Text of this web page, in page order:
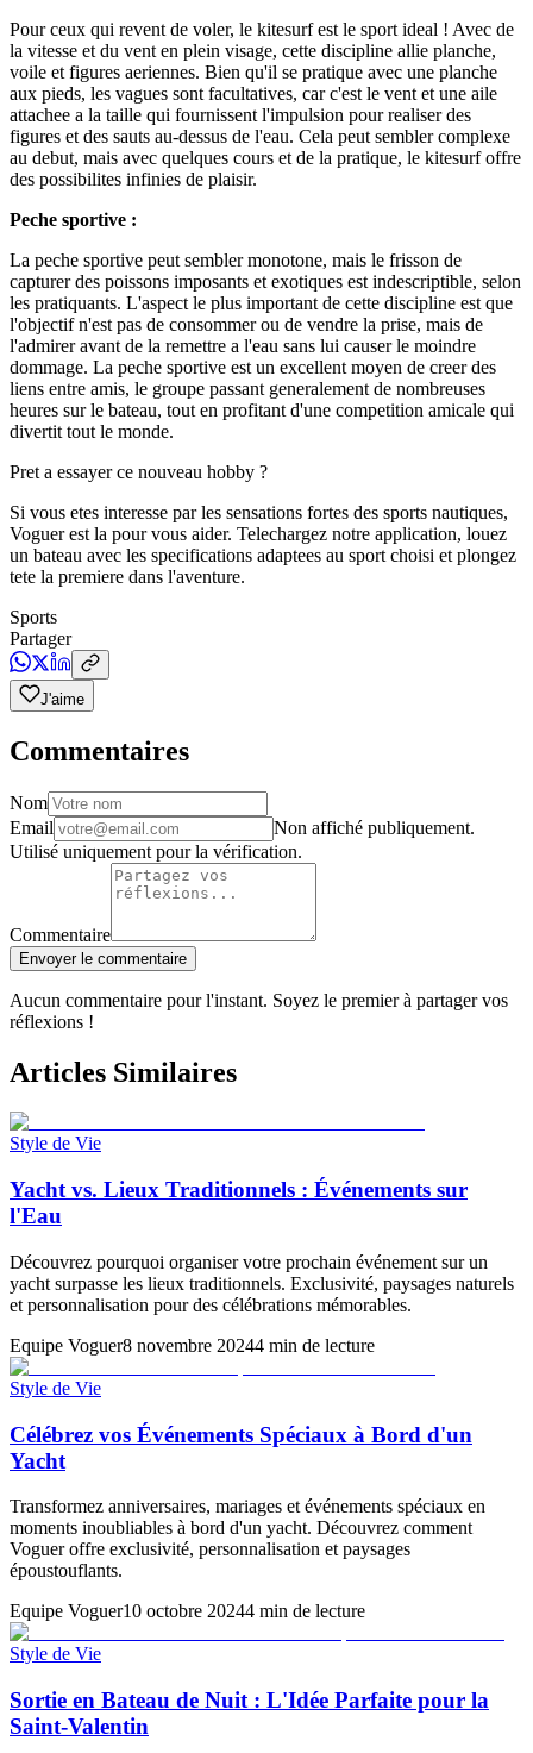
Pour ceux qui revent de voler, le kitesurf est le sport ideal ! Avec de
la vitesse et du vent en plein visage, cette discipline allie planche,
voile et figures aeriennes. Bien qu'il se pratique avec une planche
aux pieds, les vagues sont facultatives, car c'est le vent et une aile
attachee a la taille qui fournissent l'impulsion pour realiser des
figures et des sauts au-dessus de l'eau. Cela peut sembler complexe
au debut, mais avec quelques cours et de la pratique, le kitesurf offre
des possibilites infinies de plaisir.
Peche sportive :
La peche sportive peut sembler monotone, mais le frisson de
capturer des poissons imposants et exotiques est indescriptible, selon
les pratiquants. L'aspect le plus important de cette discipline est que
l'objectif n'est pas de consommer ou de vendre la prise, mais de
l'admirer avant de la remettre a l'eau sans lui causer le moindre
dommage. La peche sportive est un excellent moyen de creer des
liens entre amis, le groupe passant generalement de nombreuses
heures sur le bateau, tout en profitant d'une competition amicale qui
divertit tout le monde.
Pret a essayer ce nouveau hobby ?
Si vous etes interesse par les sensations fortes des sports nautiques,
Voguer est la pour vous aider. Telechargez notre application, louez
un bateau avec les specifications adaptees au sport choisi et plongez
tete la premiere dans l'aventure.
Sports
Partager
J'aime
Commentaires
Nom
Email
Non affiché publiquement.
Utilisé uniquement pour la vérification.
Commentaire
Envoyer le commentaire
Aucun commentaire pour l'instant. Soyez le premier à partager vos
réflexions !
Articles Similaires
Style de Vie
Yacht vs. Lieux Traditionnels : Événements sur
l'Eau
Découvrez pourquoi organiser votre prochain événement sur un
yacht surpasse les lieux traditionnels. Exclusivité, paysages naturels
et personnalisation pour des célébrations mémorables.
Equipe Voguer8 novembre 20244 min de lecture
Style de Vie
Célébrez vos Événements Spéciaux à Bord d'un
Yacht
Transformez anniversaires, mariages et événements spéciaux en
moments inoubliables à bord d'un yacht. Découvrez comment
Voguer offre exclusivité, personnalisation et paysages
époustouflants.
Equipe Voguer10 octobre 20244 min de lecture
Style de Vie
Sortie en Bateau de Nuit : L'Idée Parfaite pour la
Saint-Valentin